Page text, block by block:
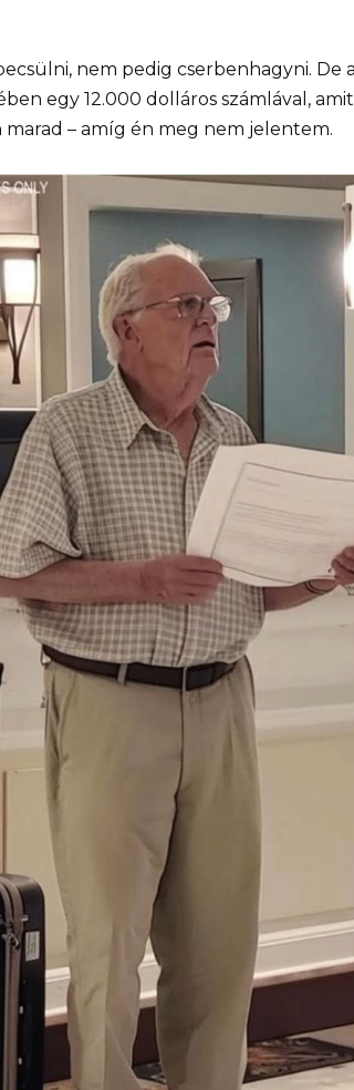
nem pedig cserbenhagyni. De
egy 12.000 dolláros számlával,
– amíg én meg nem jelentem.